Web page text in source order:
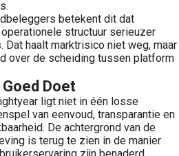
betekent dit dat
structuur serieuzer
haalt marktrisico niet weg, maar
over de scheiding tussen platform
Doet
ligt niet in één losse
van eenvoud, transparantie en
De achtergrond van de
is terug te zien in de manier